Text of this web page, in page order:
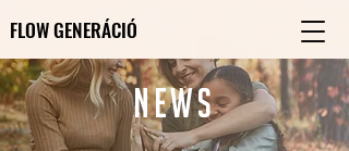
FLOW GENERÁCIÓ
FLOW GENERÁCIÓ
news